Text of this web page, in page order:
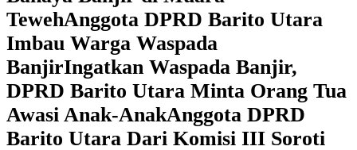
TewehAnggota DPRD Barito Utara
Imbau Warga Waspada
BanjirIngatkan Waspada Banjir,
DPRD Barito Utara Minta Orang Tua
Awasi Anak-AnakAnggota DPRD
Barito Utara Dari Komisi III Soroti